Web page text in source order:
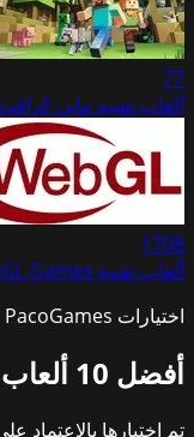
77
ألعاب تشبه ماين كرافت
1708
ألعاب تقنية WebGL Games
اختيارات PacoGames
أفضل 10 ألعاب 3D
تم اختيارها بالاعتماد